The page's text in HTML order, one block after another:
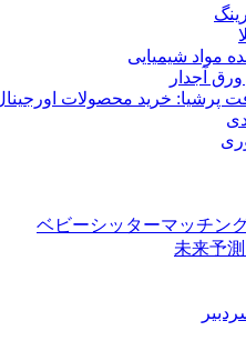
مواد شیمیایی
آجدار
پرشیا: خرید محصولات
ベビーシッターマッチン
未来予